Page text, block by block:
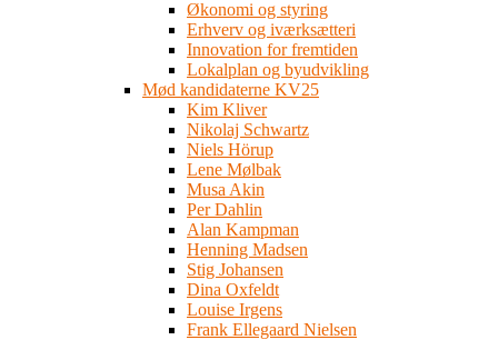
Økonomi og styring
Erhverv og iværksætteri
Innovation for fremtiden
Lokalplan og byudvikling
Mød kandidaterne KV25
Kim Kliver
Nikolaj Schwartz
Niels Hörup
Lene Mølbak
Musa Akin
Per Dahlin
Alan Kampman
Henning Madsen
Stig Johansen
Dina Oxfeldt
Louise Irgens
Frank Ellegaard Nielsen